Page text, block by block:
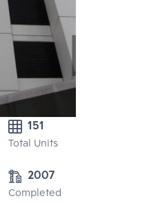
151
Total Units
2007
Completed